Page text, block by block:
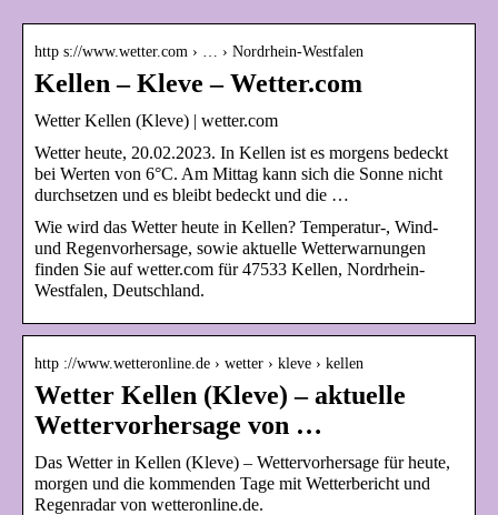
http s://www.wetter.com › … › Nordrhein-Westfalen
Kellen – Kleve – Wetter.com
Wetter Kellen (Kleve) | wetter.com
Wetter heute, 20.02.2023. In Kellen ist es morgens bedeckt
bei Werten von 6°C. Am Mittag kann sich die Sonne nicht
durchsetzen und es bleibt bedeckt und die …
Wie wird das Wetter heute in Kellen? Temperatur-, Wind-
und Regenvorhersage, sowie aktuelle Wetterwarnungen
finden Sie auf wetter.com für 47533 Kellen, Nordrhein-
Westfalen, Deutschland.
http ://www.wetteronline.de › wetter › kleve › kellen
Wetter Kellen (Kleve) – aktuelle
Wettervorhersage von …
Das Wetter in Kellen (Kleve) – Wettervorhersage für heute,
morgen und die kommenden Tage mit Wetterbericht und
Regenradar von wetteronline.de.